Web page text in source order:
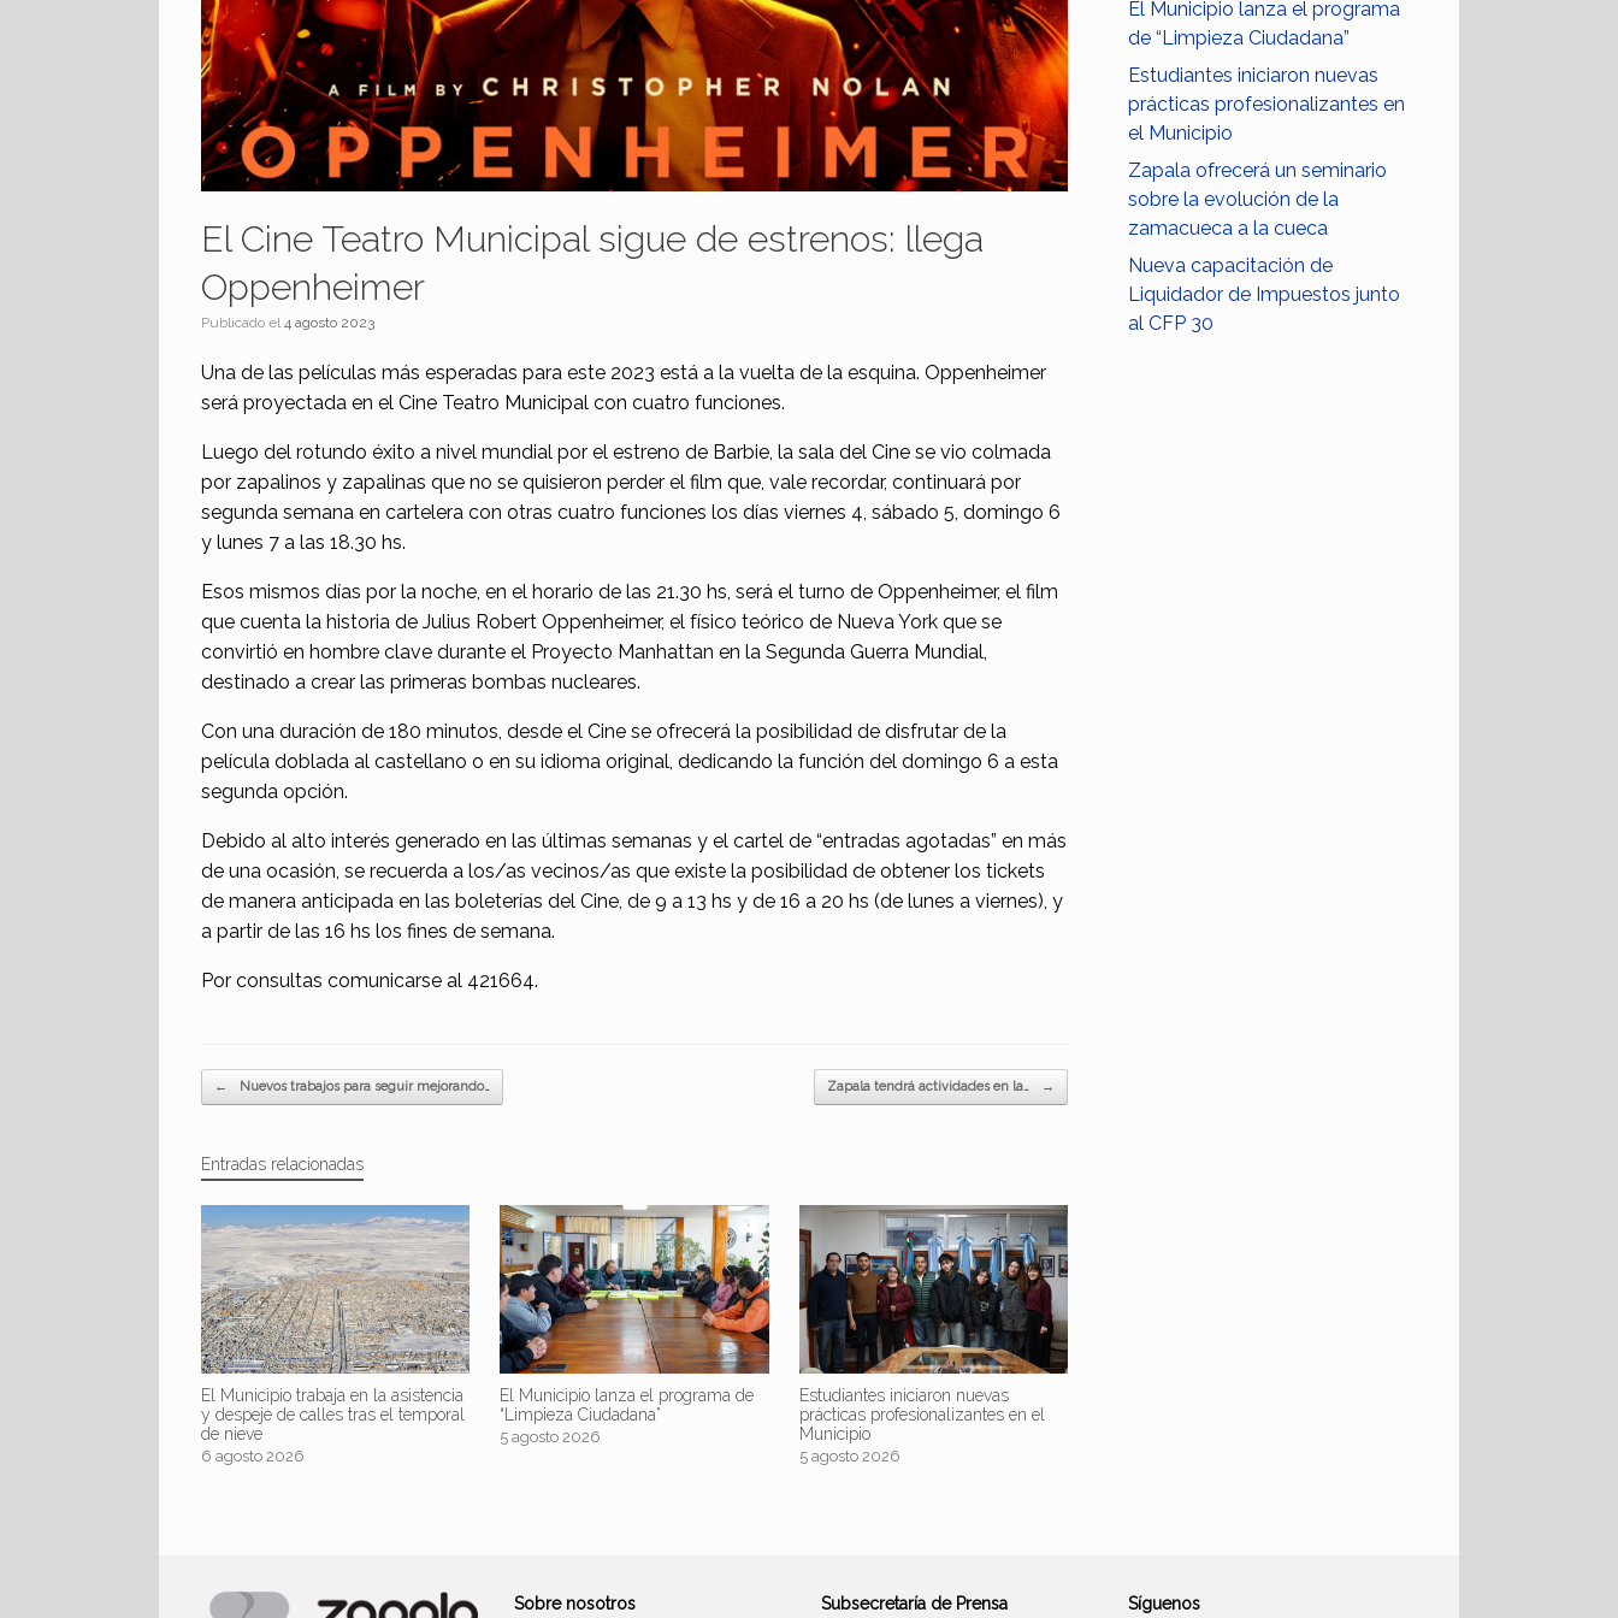
El Cine Teatro Municipal sigue de estrenos: llega
Oppenheimer
Publicado el4 agosto 2023
Una de las películas más esperadas para este 2023 está a la vuelta de la esquina. Oppenheimer
será proyectada en el Cine Teatro Municipal con cuatro funciones.
Luego del rotundo éxito a nivel mundial por el estreno de Barbie, la sala del Cine se vio colmada
por zapalinos y zapalinas que no se quisieron perder el film que, vale recordar, continuará por
segunda semana en cartelera con otras cuatro funciones los días viernes 4, sábado 5, domingo 6
y lunes 7 a las 18.30 hs.
Esos mismos días por la noche, en el horario de las 21.30 hs, será el turno de Oppenheimer, el film
que cuenta la historia de Julius Robert Oppenheimer, el físico teórico de Nueva York que se
convirtió en hombre clave durante el Proyecto Manhattan en la Segunda Guerra Mundial,
destinado a crear las primeras bombas nucleares.
Con una duración de 180 minutos, desde el Cine se ofrecerá la posibilidad de disfrutar de la
película doblada al castellano o en su idioma original, dedicando la función del domingo 6 a esta
segunda opción.
Debido al alto interés generado en las últimas semanas y el cartel de “entradas agotadas” en más
de una ocasión, se recuerda a los/as vecinos/as que existe la posibilidad de obtener los tickets
de manera anticipada en las boleterías del Cine, de 9 a 13 hs y de 16 a 20 hs (de lunes a viernes), y
a partir de las 16 hs los fines de semana.
Por consultas comunicarse al 421664.
Navegador de artículos
← Nuevos trabajos para seguir mejorando… Zapala tendrá actividades en la… →
Entradas relacionadas
El Municipio trabaja en la asistencia
y despeje de calles tras el temporal
de nieve
6 agosto 2026
El Municipio lanza el programa de
“Limpieza Ciudadana”
5 agosto 2026
Estudiantes iniciaron nuevas
prácticas profesionalizantes en el
Municipio
5 agosto 2026
El Municipio lanza el programa
de “Limpieza Ciudadana”
Estudiantes iniciaron nuevas
prácticas profesionalizantes en
el Municipio
Zapala ofrecerá un seminario
sobre la evolución de la
zamacueca a la cueca
Nueva capacitación de
Liquidador de Impuestos junto
al CFP 30
Sobre nosotros Subsecretaría de Prensa Síguenos